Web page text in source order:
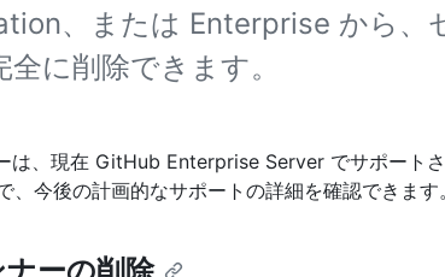
、または Enterprise から、
に削除できます。
は、現在 GitHub Enterprise Server でサポート
、今後の計画的なサポートの詳細を確認できます。